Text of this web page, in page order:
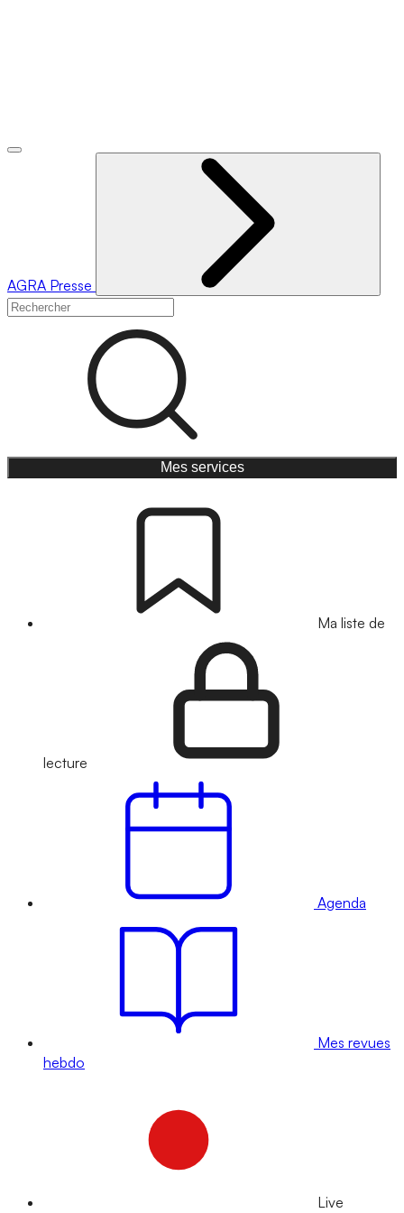
AGRA Presse
Mes services
Ma liste de
lecture
Agenda
Mes revues
hebdo
Live